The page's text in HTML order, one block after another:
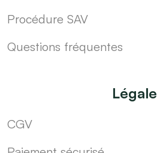
Procédure SAV
Questions fréquentes
Légale
CGV